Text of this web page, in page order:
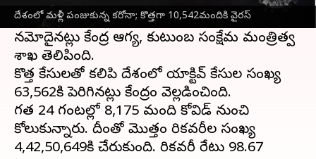
దేశంలో మళ్లీ పంజుకున్న కరోనా; కొత్తగా 10,542మందికి వైరస్
దేశంలో 24గంటల్లో 10,542 కరోనా కొత్త కేసులు
నమోదైనట్లు కేంద్ర ఆరోగ్య, కుటుంబ సంక్షేమ మంత్రిత్వ
శాఖ తెలిపింది.
కొత్త కేసులతో కలిపి దేశంలో యాక్టివ్ కేసుల సంఖ్య
63,562కి పెరిగినట్లు కేంద్రం వెల్లడించింది.
గత 24 గంటల్లో 8,175 మంది కోవిడ్ నుంచి
కోలుకున్నారు. దీంతో మొత్తం రికవరీల సంఖ్య
4,42,50,649కి చేరుకుంది. రికవరీ రేటు 98.67